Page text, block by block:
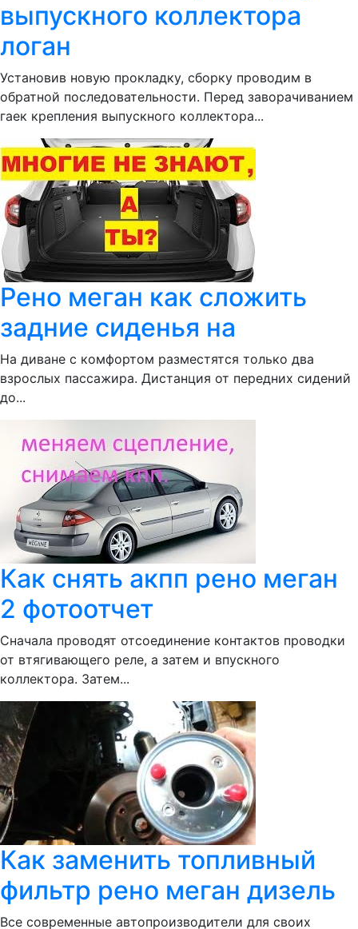
выпускного коллектора
логан
Установив новую прокладку, сборку проводим в
обратной последовательности. Перед заворачиванием
гаек крепления выпускного коллектора...
Рено меган как сложить
задние сиденья на
На диване с комфортом разместятся только два
взрослых пассажира. Дистанция от передних сидений
до...
Как снять акпп рено меган
2 фотоотчет
Сначала проводят отсоединение контактов проводки
от втягивающего реле, а затем и впускного
коллектора. Затем...
Как заменить топливный
фильтр рено меган дизель
Все современные автопроизводители для своих